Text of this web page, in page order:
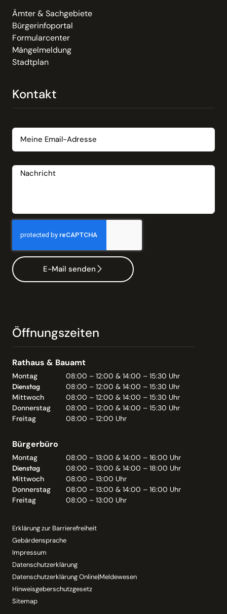
Ämter & Sachgebiete
Bürgerinfoportal
Formularcenter
Mängelmeldung
Stadtplan
Kontakt
E-Mail senden
Öffnungszeiten
Rathaus & Bauamt
Montag
08:00 – 12:00 & 14:00 – 15:30 Uhr
Dienstag
08:00 – 12:00 & 14:00 – 15:30 Uhr
Mittwoch
08:00 – 12:00 & 14:00 – 15:30 Uhr
Donnerstag
08:00 – 12:00 & 14:00 – 15:30 Uhr
Freitag
08:00 – 12:00 Uhr
Bürgerbüro
Montag
08:00 – 13:00 & 14:00 – 16:00 Uhr
Dienstag
08:00 – 13:00 & 14:00 – 18:00 Uhr
Mittwoch
08:00 – 13:00 Uhr
Donnerstag
08:00 – 13:00 & 14:00 – 16:00 Uhr
Freitag
08:00 – 13:00 Uhr
Erklärung zur Barrierefreiheit
Gebärdensprache
Impressum
Datenschutzerklärung
Datenschutzerklärung Online|Meldewesen
Hinweisgeberschutzgesetz
Sitemap